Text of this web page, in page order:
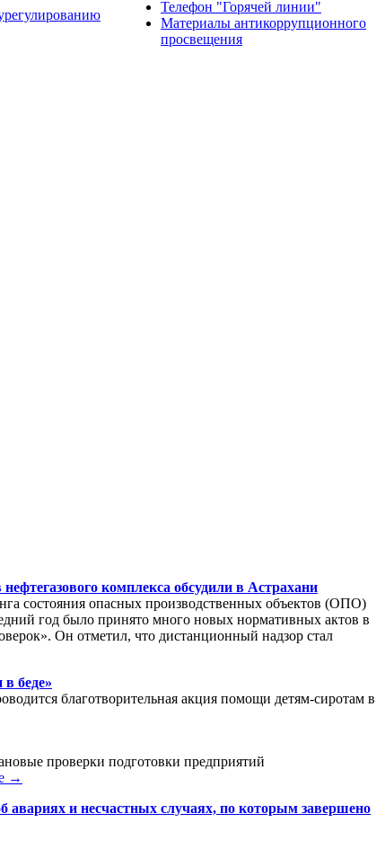
Телефон "Горячей линии"
Материалы антикоррупционного
просвещения
комплекса обсудили в Астрахани
состояния опасных производственных объектов (ОПО)
год было принято много новых нормативных актов в
Он отметил, что дистанционный надзор стал
беде»
благотворительная акция помощи детям-сиротам в
проверки подготовки предприятий
→
авариях и несчастных случаях, по которым завершено